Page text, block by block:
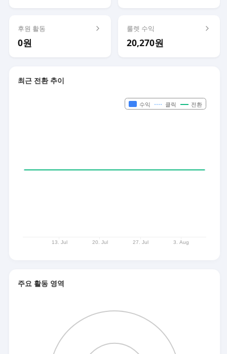
후원 활동
0원
룰렛 수익
20,270원
최근 전환 추이
주요 활동 영역